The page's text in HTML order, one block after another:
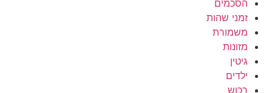
הסכמים
זמני שהות
משמורת
מזונות
גיטין
ילדים
רכוש